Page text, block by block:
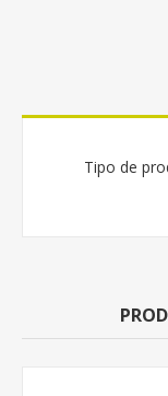
Tipo de